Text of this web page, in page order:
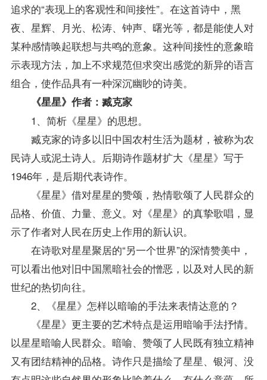
追求的“表现上的客观性和间接性”。在这首诗中，黑
夜、星辉、月光、松涛、钟声、曙光等，都是能使人对
某种感情唤起联想与共鸣的意象。这种间接性的意象暗
示表现方法，加上不求规范但求突出感觉的新异的语言
组合，使作品具有一种深沉幽眇的诗美。
《星星》作者：臧克家
1、简析《星星》的思想。
臧克家的诗多以旧中国农村生活为题材，被称为农
民诗人或泥土诗人。后期诗作题材扩大《星星》写于
1946年，是后期代表诗作。
《星星》借对星星的赞颂，热情歌颂了人民群众的
品格、价值、力量、意义。对《星星》的真挚歌唱，显
示了作者对人民在历史上作用的新认识。
在诗歌对星星聚居的“另一个世界”的深情赞美中，
可以看出他对旧中国黑暗社会的憎恶，以及对人民的新
世纪的热切向往。
2、《星星》怎样以暗喻的手法来表情达意的？
《星星》更主要的艺术特点是运用暗喻手法抒情。
以星星暗喻人民群众。暗喻、赞颂了人民既有独立精神
又有团结精神的品格。诗作只是描绘了星星、银河、没